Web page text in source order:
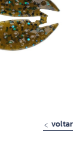
voltar